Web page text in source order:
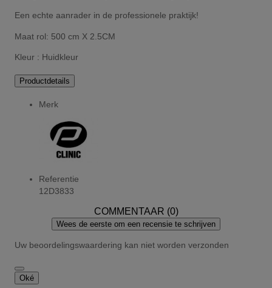
Een echte aanrader in de professionele praktijk!
Maat rol: 500 cm X 2.5CM
Kleur : Huidkleur
Productdetails
Merk
Referentie
12D3833
COMMENTAAR (0)
Wees de eerste om een recensie te schrijven
Uw beoordelingswaardering kan niet worden verzonden
Oké